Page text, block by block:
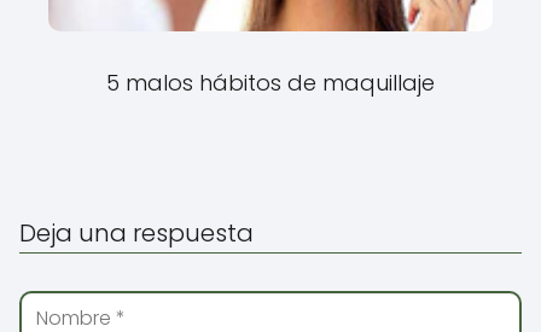
5 malos hábitos de maquillaje
Deja una respuesta